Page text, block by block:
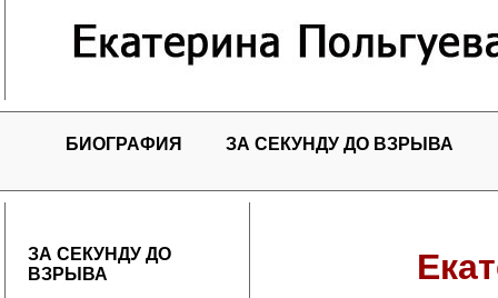
БИОГРАФИЯ ЗА СЕКУНДУ ДО ВЗРЫВА
ЗА СЕКУНДУ ДО
ВЗРЫВА